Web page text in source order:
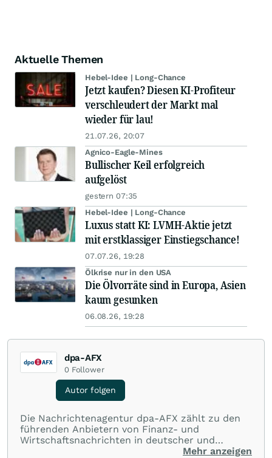
Aktuelle Themen
Hebel-Idee | Long-Chance
Jetzt kaufen? Diesen KI-Profiteur
verschleudert der Markt mal
wieder für lau!
21.07.26, 20:07
Agnico-Eagle-Mines
Bullischer Keil erfolgreich
aufgelöst
gestern 07:35
Hebel-Idee | Long-Chance
Luxus statt KI: LVMH-Aktie jetzt
mit erstklassiger Einstiegschance!
07.07.26, 19:28
Ölkrise nur in den USA
Die Ölvorräte sind in Europa, Asien
kaum gesunken
06.08.26, 19:28
dpa-AFX
0 Follower
Autor folgen
Die Nachrichtenagentur dpa-AFX zählt zu den
führenden Anbietern von Finanz- und
Wirtschaftsnachrichten in deutscher und
englischer Sprache. Gestützt auf einMehr anzeigen